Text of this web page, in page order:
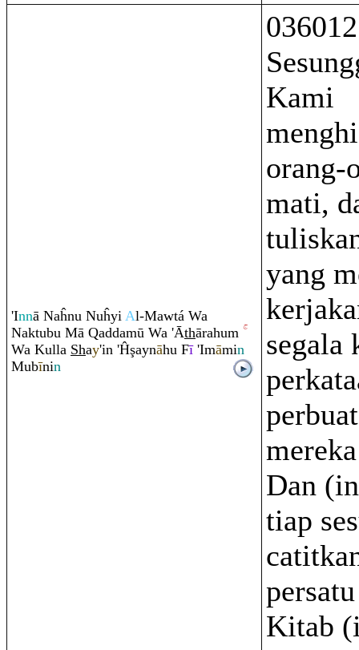
'Innā Naĥnu Nuĥyi Al-Mawtá Wa
Naktubu Mā Qaddamū Wa 'Āthārahum
Wa Kulla Shay'in 'Ĥşaynāhu Fī'Imāmin
Mubīnin
036012
Kami
orang-
mati,
yang
segala
Dan
tiap
Kitab